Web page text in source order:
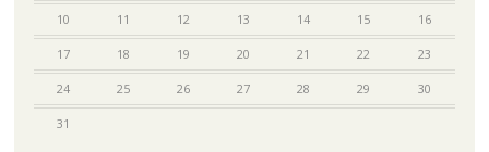
10 11 12 13 14 15 16
17 18 19 20 21 22 23
24 25 26 27 28 29 30
31